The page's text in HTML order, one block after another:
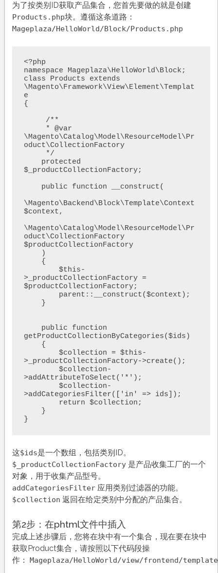
为了按类别ID获取产品集合，您首先要做的就是创建
Products.php块。遵循这条道路：
Mageplaza/HelloWorld/Block/Products.php
<?php
namespace Mageplaza\HelloWorld\Block;
class Products extends
\Magento\Framework\View\Element\Templat
e
{
\Magento\Catalog\Model\ResourceModel\Pr
oduct\CollectionFactory
$_productCollectionFactory;
\Magento\Backend\Block\Template\Context
$context,
\Magento\Catalog\Model\ResourceModel\Pr
oduct\CollectionFactory
$productCollectionFactory
>_productCollectionFactory =
$productCollectionFactory;
getProductCollectionByCategories($ids)
>_productCollectionFactory->create();
>addAttributeToSelect('*');
>addCategoriesFilter(['in' => ids]);
}
这$ids是一个数组，包括类别ID。
$_productCollectionFactory是产品收集工厂的一个
对象，用于收集产品型号。
addCategoriesFilter应用类别过滤器的功能。
$collection 返回在给定类别中分配的产品集合。
第2步：在phtml文件中插入
完成上述步骤后，您将在块中有一个集合，现在要在块中
获取Product集合，请按照以下代码段操
作： Mageplaza/HelloWorld/view/frontend/